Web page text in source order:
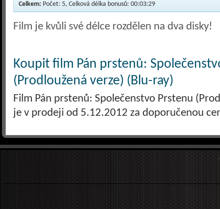
Celkem: Počet: 5, Celková délka bonusů: 00:03:29
Film je kvůli své délce rozdělen na dva disky!
Koupit film Pán prstenů:
(Prodloužená verze) (Blu-ray)
Film Pán prstenů: Společenstvo Prstenu
je v prodeji od 5.12.2012 za doporučenou